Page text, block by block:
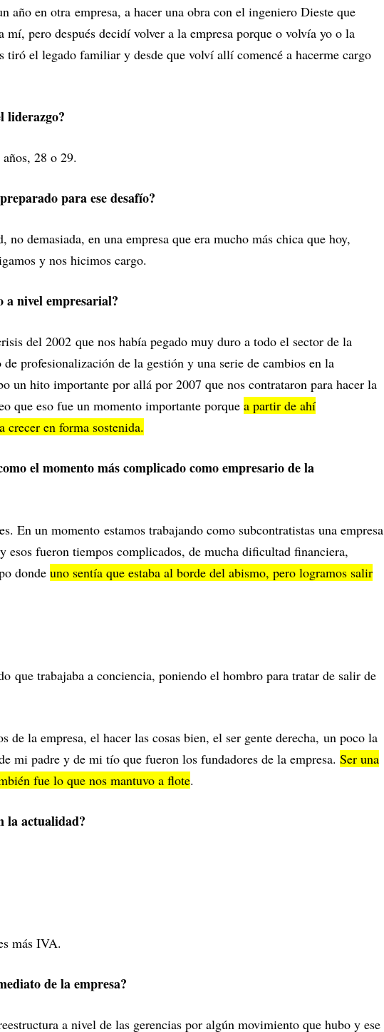
año en otra empresa, a hacer una obra con el ingeniero Dieste que
pero después decidí volver a la empresa porque o volvía yo o la
tiró el legado familiar y desde que volví allí comencé a hacerme cargo
liderazgo?
28 o 29.
para ese desafío?
demasiada, en una empresa que era mucho más chica que hoy,
y nos hicimos cargo.
a nivel empresarial?
del 2002 que nos había pegado muy duro a todo el sector de la
profesionalización de la gestión y una serie de cambios en la
un hito importante por allá por 2007 que nos contrataron para hacer la
que eso fue un momento importante porque a partir de ahí
crecer en forma sostenida.
el momento más complicado como empresario de la
En un momento estamos trabajando como subcontratistas una empresa
esos fueron tiempos complicados, de mucha dificultad financiera,
donde uno sentía que estaba al borde del abismo, pero logramos salir
que trabajaba a conciencia, poniendo el hombro para tratar de salir de
de la empresa, el hacer las cosas bien, el ser gente derecha, un poco la
mi padre y de mi tío que fueron los fundadores de la empresa. Ser una
fue lo que nos mantuvo a flote.
la actualidad?
más IVA.
de la empresa?
a nivel de las gerencias por algún movimiento que hubo y ese